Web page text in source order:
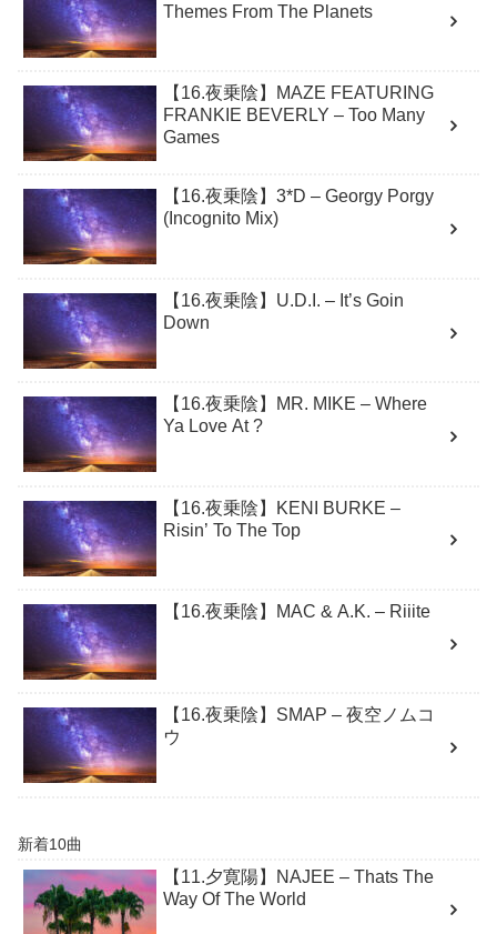
Themes From The Planets
【16.夜乗陰】MAZE FEATURING
FRANKIE BEVERLY – Too Many
Games
【16.夜乗陰】3*D – Georgy Porgy
(Incognito Mix)
【16.夜乗陰】U.D.I. – It’s Goin
Down
【16.夜乗陰】MR. MIKE – Where
Ya Love At ?
【16.夜乗陰】KENI BURKE –
Risin’ To The Top
【16.夜乗陰】MAC & A.K. – Riiite
【16.夜乗陰】SMAP – 夜空ノムコ
ウ
新着10曲
【11.夕寛陽】NAJEE – Thats The
Way Of The World